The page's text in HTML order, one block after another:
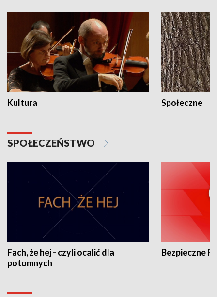
Kultura Społeczne
SPOŁECZEŃSTWO
Fach, że hej - czyli ocalić dla
potomnych
Bezpieczne